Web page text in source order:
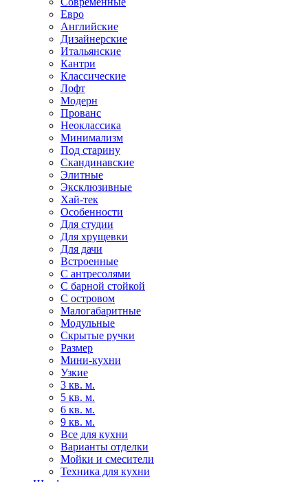
Евро
Английские
Дизайнерские
Итальянские
Кантри
Классические
Лофт
Модерн
Прованс
Неоклассика
Минимализм
Под старину
Скандинавские
Элитные
Эксклюзивные
Хай-тек
Особенности
Для студии
Для хрущевки
Для дачи
Встроенные
С антресолями
С барной стойкой
С островом
Малогабаритные
Модульные
Скрытые ручки
Размер
Мини-кухни
Узкие
3 кв. м.
5 кв. м.
6 кв. м.
9 кв. м.
Все для кухни
Варианты отделки
Мойки и смесители
Техника для кухни